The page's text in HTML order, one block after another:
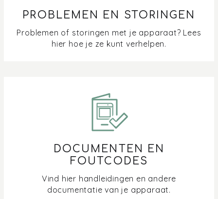
PROBLEMEN EN STORINGEN
Problemen of storingen met je apparaat? Lees
hier hoe je ze kunt verhelpen.
DOCUMENTEN EN
FOUTCODES
Vind hier handleidingen en andere
documentatie van je apparaat.